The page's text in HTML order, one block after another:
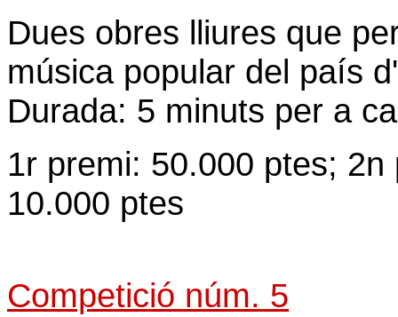
Dues obres lliures que
música popular del país
Durada: 5 minuts per a
1r premi: 50.000 ptes;
10.000 ptes
Competició núm. 5